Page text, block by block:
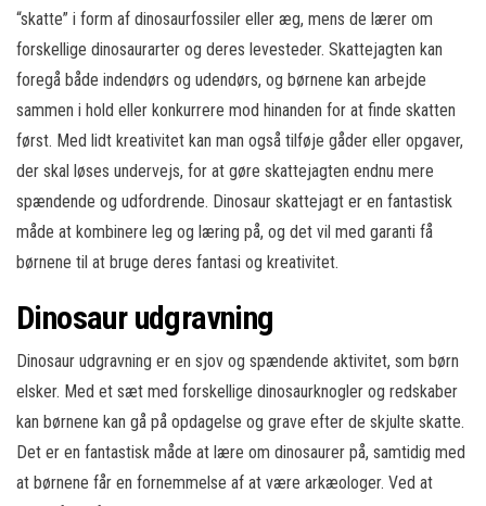
“skatte” i form af dinosaurfossiler eller æg, mens de lærer om
forskellige dinosaurarter og deres levesteder. Skattejagten kan
foregå både indendørs og udendørs, og børnene kan arbejde
sammen i hold eller konkurrere mod hinanden for at finde skatten
først. Med lidt kreativitet kan man også tilføje gåder eller opgaver,
der skal løses undervejs, for at gøre skattejagten endnu mere
spændende og udfordrende. Dinosaur skattejagt er en fantastisk
måde at kombinere leg og læring på, og det vil med garanti få
børnene til at bruge deres fantasi og kreativitet.
Dinosaur udgravning
Dinosaur udgravning er en sjov og spændende aktivitet, som børn
elsker. Med et sæt med forskellige dinosaurknogler og redskaber
kan børnene kan gå på opdagelse og grave efter de skjulte skatte.
Det er en fantastisk måde at lære om dinosaurer på, samtidig med
at børnene får en fornemmelse af at være arkæologer. Ved at